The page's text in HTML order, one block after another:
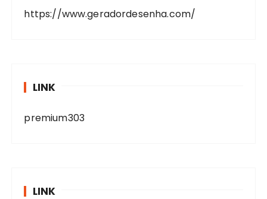
https://www.geradordesenha.com/
LINK
premium303
LINK